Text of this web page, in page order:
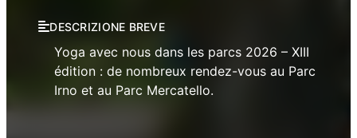
DESCRIZIONE BREVE
Yoga avec nous dans les parcs 2026 – XIII
édition : de nombreux rendez-vous au Parc
Irno et au Parc Mercatello.